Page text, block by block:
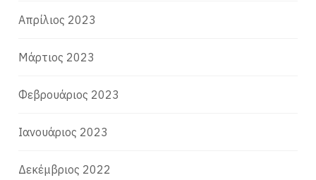
Απρίλιος 2023
Μάρτιος 2023
Φεβρουάριος 2023
Ιανουάριος 2023
Δεκέμβριος 2022